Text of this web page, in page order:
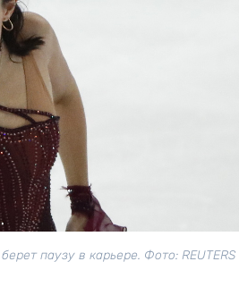
паузу в карьере. Фото: REUTERS